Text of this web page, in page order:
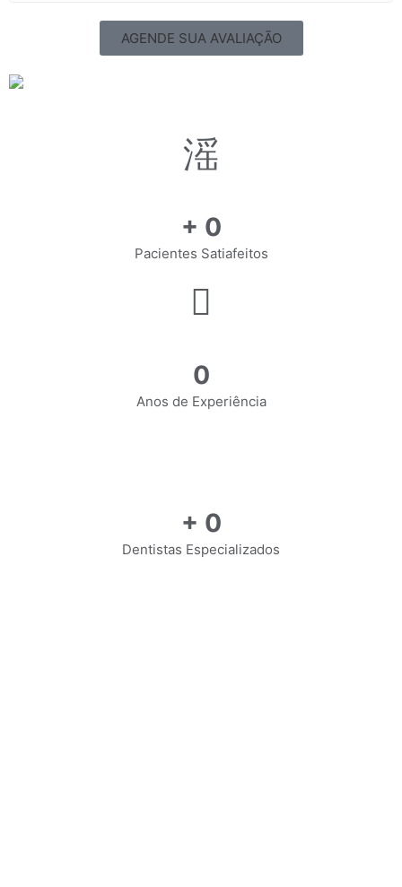
AGENDE SUA AVALIAÇÃO
+ 0
Pacientes Satiafeitos
0
Anos de Experiência
+ 0
Dentistas Especializados